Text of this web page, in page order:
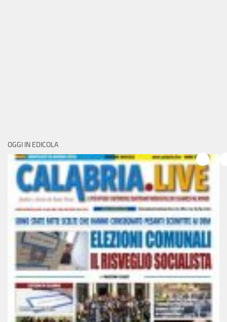
OGGI IN EDICOLA